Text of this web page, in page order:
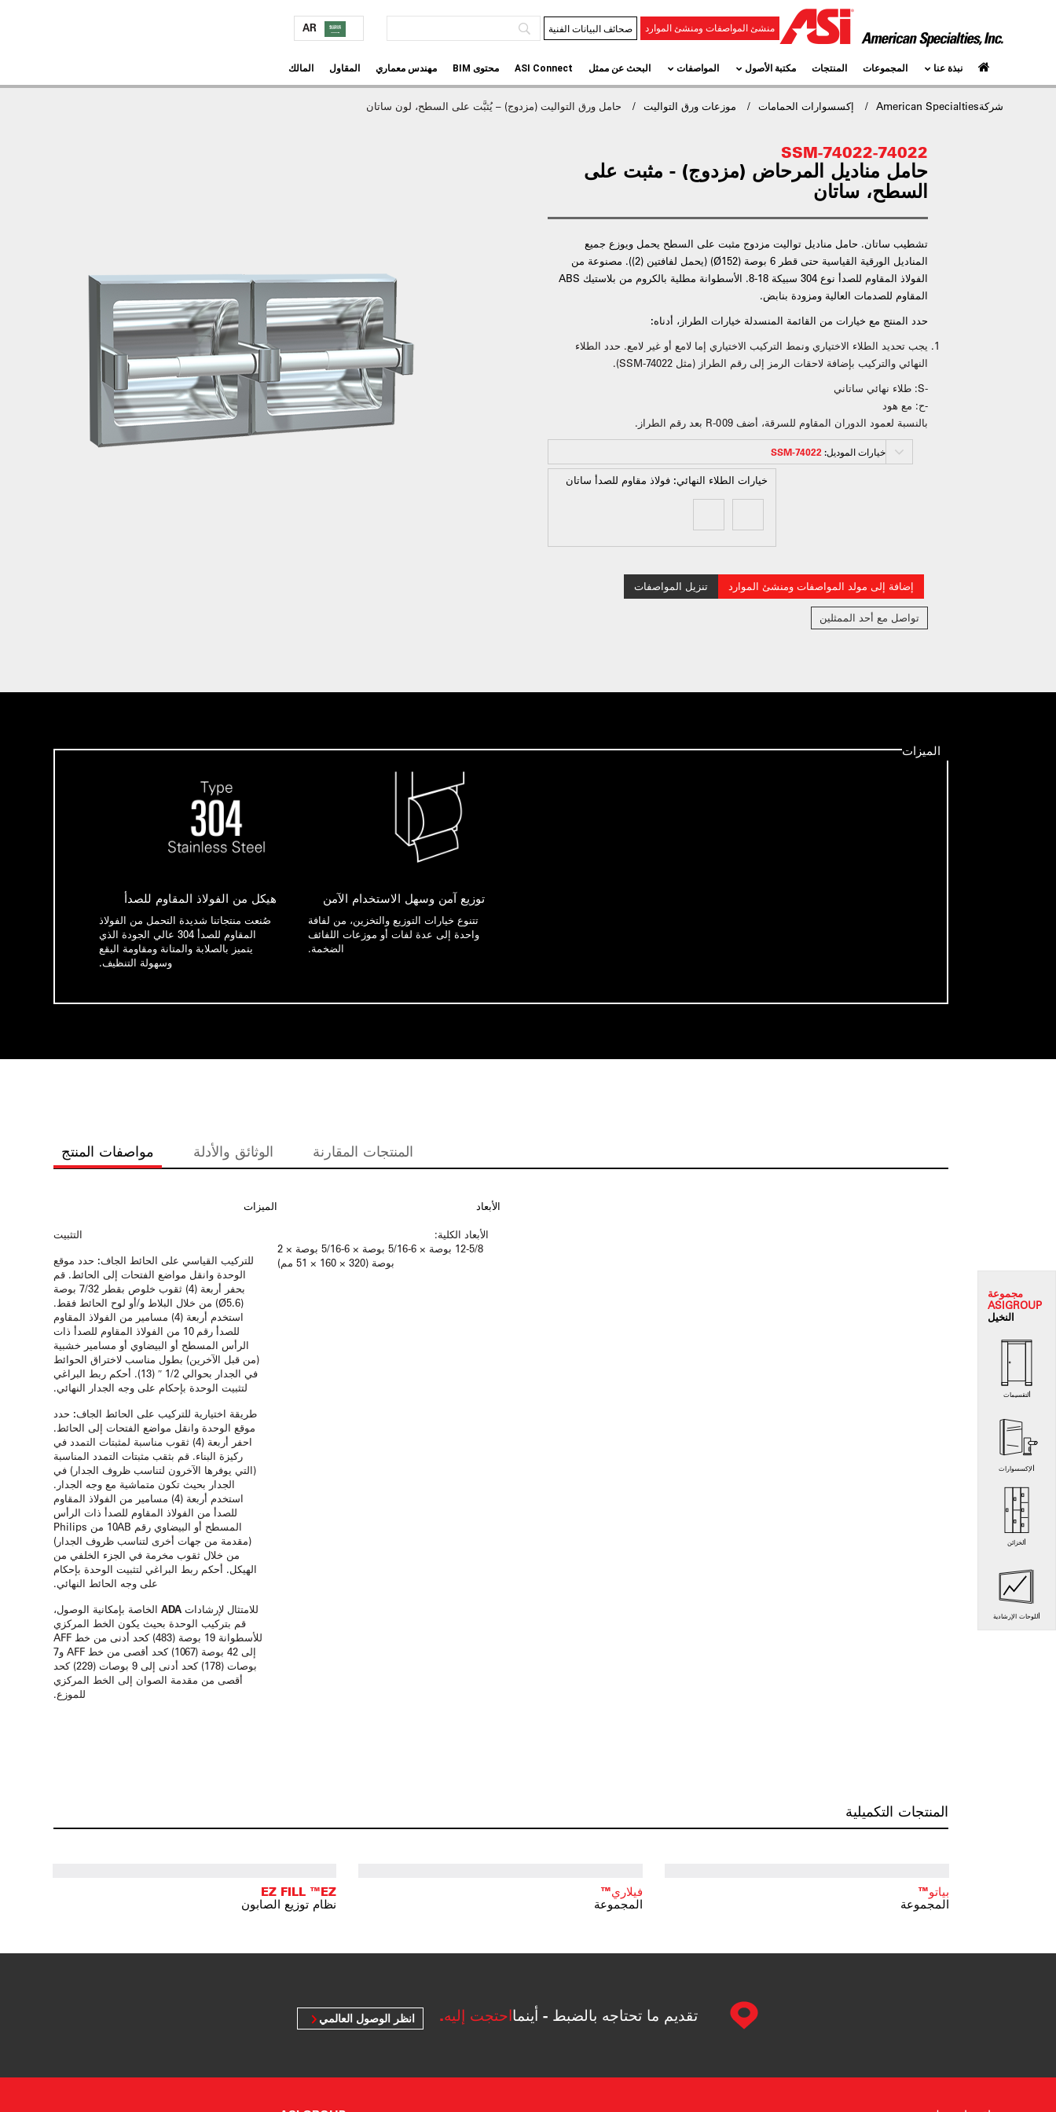
منشئ المواصفات ومنشئ الموارد صحائف البيانات الفنية AR
نبذة عنا المجموعات المنتجات مكتبة الأصول المواصفات البحث عن ممثل ASI Connect محتوى BIM مهندس معماري المقاول المالك
شركةAmerican Specialties إكسسوارات الحمامات موزعات ورق التواليت حامل ورق التواليت (مزدوج) – يُثبَّت على السطح، لون ساتان
74022-74022-SSM
حامل مناديل المرحاض (مزدوج) - مثبت على
السطح، ساتان
تشطيب ساتان. حامل مناديل تواليت مزدوج مثبت على السطح يحمل ويوزع جميع
المناديل الورقية القياسية حتى قطر 6 بوصة (Ø152) (يحمل لفافتين (2)). مصنوعة من
الفولاذ المقاوم للصدأ نوع 304 سبيكة 18-8. الأسطوانة مطلية بالكروم من بلاستيك ABS
المقاوم للصدمات العالية ومزودة بنابض.
حدد المنتج مع خيارات من القائمة المنسدلة خيارات الطراز، أدناه:
يجب تحديد الطلاء الاختياري ونمط التركيب الاختياري إما لامع أو غير لامع. حدد الطلاء
النهائي والتركيب بإضافة لاحقات الرمز إلى رقم الطراز (مثل 74022-SSM).
-S: طلاء نهائي ساتاني
-ح: مع هود
بالنسبة لعمود الدوران المقاوم للسرقة، أضف R-009 بعد رقم الطراز.
خيارات الموديل: 74022-SSM
خيارات الطلاء النهائي:فولاذ مقاوم للصدأ ساتان
إضافة إلى مولد المواصفات ومنشئ الموارد تنزيل المواصفات
تواصل مع أحد الممثلين
الميزات
هيكل من الفولاذ المقاوم للصدأ
صُنعت منتجاتنا شديدة التحمل من الفولاذ
المقاوم للصدأ 304 عالي الجودة الذي
يتميز بالصلابة والمتانة ومقاومة البقع
وسهولة التنظيف.
توزيع آمن وسهل الاستخدام الآمن
تتنوع خيارات التوزيع والتخزين، من لفافة
واحدة إلى عدة لفات أو موزعات اللفائف
الضخمة.
مواصفات المنتج الوثائق والأدلة المنتجات المقارنة
الميزات
التثبيت
للتركيب القياسي على الحائط الجاف: حدد موقع
الوحدة وانقل مواضع الفتحات إلى الحائط. قم
بحفر أربعة (4) ثقوب خلوص بقطر 7/32 بوصة
(Ø5.6) من خلال البلاط و/أو لوح الحائط فقط.
استخدم أربعة (4) مسامير من الفولاذ المقاوم
للصدأ رقم 10 من الفولاذ المقاوم للصدأ ذات
الرأس المسطح أو البيضاوي أو مسامير خشبية
(من قبل الآخرين) بطول مناسب لاختراق الحوائط
في الجدار بحوالي 1/2 ″ (13). أحكم ربط البراغي
لتثبيت الوحدة بإحكام على وجه الجدار النهائي.
طريقة اختيارية للتركيب على الحائط الجاف: حدد
موقع الوحدة وانقل مواضع الفتحات إلى الحائط.
احفر أربعة (4) ثقوب مناسبة لمثبتات التمدد في
ركيزة البناء. قم بثقب مثبتات التمدد المناسبة
(التي يوفرها الآخرون لتناسب ظروف الجدار) في
الجدار بحيث تكون متماشية مع وجه الجدار.
استخدم أربعة (4) مسامير من الفولاذ المقاوم
للصدأ من الفولاذ المقاوم للصدأ ذات الرأس
المسطح أو البيضاوي رقم 10AB من Philips
(مقدمة من جهات أخرى لتناسب ظروف الجدار)
من خلال ثقوب مخرمة في الجزء الخلفي من
الهيكل. أحكم ربط البراغي لتثبيت الوحدة بإحكام
على وجه الحائط النهائي.
للامتثال لإرشادات ADA الخاصة بإمكانية الوصول،
قم بتركيب الوحدة بحيث يكون الخط المركزي
للأسطوانة 19 بوصة (483) كحد أدنى من خط AFF
إلى 42 بوصة (1067) كحد أقصى من خط AFF و7
بوصات (178) كحد أدنى إلى 9 بوصات (229) كحد
أقصى من مقدمة الصوان إلى الخط المركزي
للموزع.
الأبعاد
الأبعاد الكلية:
12-5/8 بوصة × 6-5/16 بوصة × 6-5/16 بوصة × 2
بوصة (320 × 160 × 51 مم)
المنتجات التكميلية
EZ FILL ™EZ
نظام توزيع الصابون
فيلاري™
المجموعة
بياتو™
المجموعة
تقديم ما تحتاجه بالضبط - أينمااحتجت إليه. انظر الوصول العالمي
مجموعة
ASIGROUP
النخيل
التقسيمات
الإكسسوارات
الخزائن
اللوحات الإرشادية